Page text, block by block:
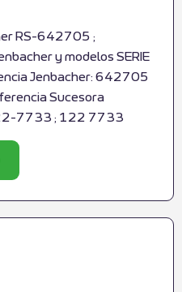
RS-642705 ;
y modelos SERIE
Jenbacher: 642705
Sucesora
7733 ; 122 7733